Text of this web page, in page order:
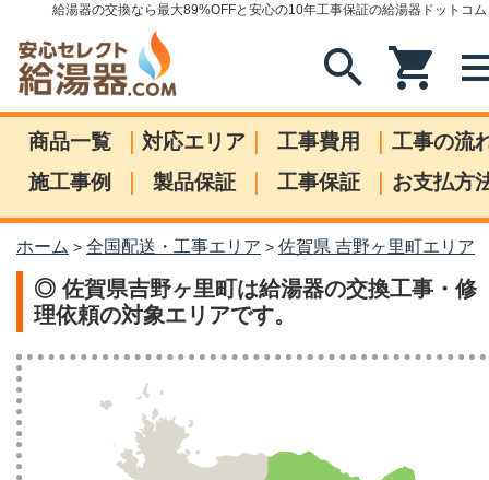
給湯器の交換なら最大89%OFFと安心の10年工事保証の給湯器ドットコム
search shopping_cart
商品一覧 | 対応エリア | 工事費用 | 工事の流
施工事例
| 製品保証 | 工事保証 | お支払方
ホーム > 全国配送・工事エリア > 佐賀県 吉野ヶ里町エリア
◎ 佐賀県吉野ヶ里町は給湯器の交換工事・修
理依頼の対象エリアです。